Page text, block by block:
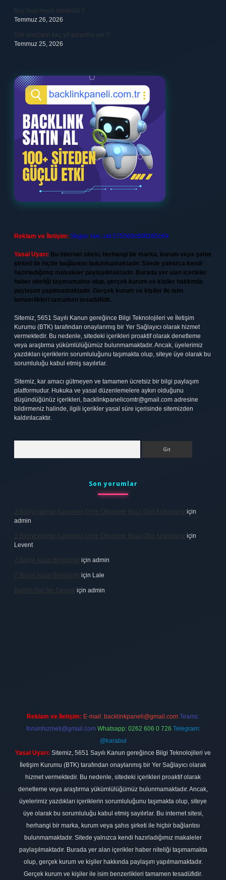
Koç başı neyin sembolü ?
Temmuz 26, 2026
Sıfır araçların kaç yıl garantisi var ?
Temmuz 25, 2026
Reklam ve İletişim: Skype: live:.cid.575569c608265c69
Yasal Uyarı: Bu internet sitesi, herhangi bir marka, kurum veya şahıs
şirketi ile hiçbir bağlantısı bulunmamaktadır. Sitede yalnızca kendi
hazırladığımız makaleler paylaşılmaktadır. Burada yer alan içerikler
haber niteliği taşımamakta olup, gerçek kurum ve kişiler hakkında
paylaşım yapılmamaktadır. Gerçek kurum ve kişiler ile isim
benzerlikleri tamamen tesadüfidir.
Sitemiz, 5651 Sayılı Kanun gereğince Bilgi Teknolojileri ve İletişim
Kurumu (BTK) tarafından onaylanmış bir Yer Sağlayıcı olarak hizmet
vermektedir. Bu nedenle, sitedeki içerikleri proaktif olarak denetleme
veya araştırma yükümlülüğümüz bulunmamaktadır. Ancak, üyelerimiz
yazdıkları içeriklerin sorumluluğunu taşımakta olup, siteye üye olarak bu
sorumluluğu kabul etmiş sayılırlar.
Sitemiz, kar amacı gütmeyen ve tamamen ücretsiz bir bilgi paylaşım
platformudur. Hukuka ve yasal düzenlemelere aykırı olduğunu
düşündüğünüz içerikleri, backlinkpanelicomtr@gmail.com adresine
bildirmeniz halinde, ilgili içerikler yasal süre içerisinde sitemizden
kaldırılacaktır.
Son yorumlar
3 Bilgiyi Işleme Kuramına Göre Öğrenme Nasıl Olur Açıklayınız için
admin
3 Bilgiyi Işleme Kuramına Göre Öğrenme Nasıl Olur Açıklayınız için
Levent
2 Belge Nasıl Birleştirilir için admin
2 Belge Nasıl Birleştirilir için Lale
Baskın Alel Ne Demek için admin
Reklam ve İletişim: E-mail: backlinkpaneli@gmail.com Teams:
forumhizmeti@gmail.com Whatsapp: 0262 606 0 726 Telegram:
@karabul
Yasal Uyarı: Sitemiz, 5651 Sayılı Kanun gereğince Bilgi Teknolojileri ve
İletişim Kurumu (BTK) tarafından onaylanmış bir Yer Sağlayıcı olarak
hizmet vermektedir. Bu nedenle, sitedeki içerikleri proaktif olarak
denetleme veya araştırma yükümlülüğümüz bulunmamaktadır. Ancak,
üyelerimiz yazdıkları içeriklerin sorumluluğunu taşımakta olup, siteye
üye olarak bu sorumluluğu kabul etmiş sayılırlar. Bu internet sitesi,
herhangi bir marka, kurum veya şahıs şirketi ile hiçbir bağlantısı
bulunmamaktadır. Sitede yalnızca kendi hazırladığımız makaleler
paylaşılmaktadır. Burada yer alan içerikler haber niteliği taşımamakta
olup, gerçek kurum ve kişiler hakkında paylaşım yapılmamaktadır.
Gerçek kurum ve kişiler ile isim benzerlikleri tamamen tesadüfidir.